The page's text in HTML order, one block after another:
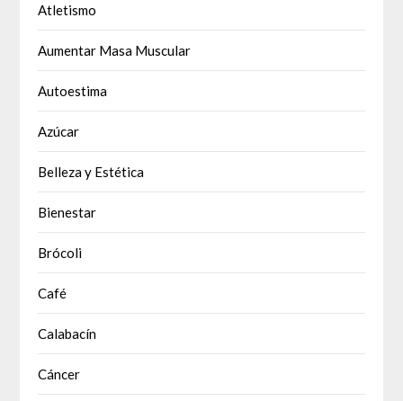
Atletismo
Aumentar Masa Muscular
Autoestima
Azúcar
Belleza y Estética
Bienestar
Brócoli
Café
Calabacín
Cáncer